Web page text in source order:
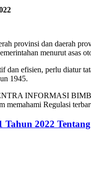
provinsi dan daerah
menurut asas
efisien, perlu diatur
1945.
INFORMASI
memahami Regulasi
2022